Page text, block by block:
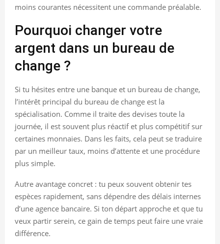
moins courantes nécessitent une commande préalable.
Pourquoi changer votre
argent dans un bureau de
change ?
Si tu hésites entre une banque et un bureau de change,
l’intérêt principal du bureau de change est la
spécialisation. Comme il traite des devises toute la
journée, il est souvent plus réactif et plus compétitif sur
certaines monnaies. Dans les faits, cela peut se traduire
par un meilleur taux, moins d’attente et une procédure
plus simple.
Autre avantage concret : tu peux souvent obtenir tes
espèces rapidement, sans dépendre des délais internes
d’une agence bancaire. Si ton départ approche et que tu
veux partir serein, ce gain de temps peut faire une vraie
différence.